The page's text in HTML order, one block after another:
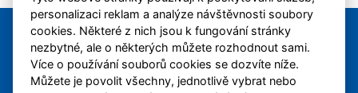
personalizaci reklam a analýze návštěvnosti soubory
cookies. Některé z nich jsou k fungování stránky
nezbytné, ale o některých můžete rozhodnout sami.
Více o používání souborů cookies se dozvíte níže.
Můžete je povolit všechny, jednotlivě vybrat nebo